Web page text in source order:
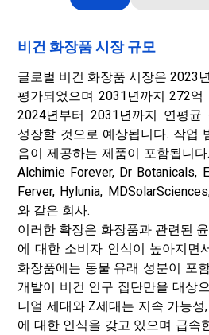
비건 화장품 시장 규모
글로벌 비건 화장품 시장은 2023
평가되었으며 2031년까지 272억
2024년부터 2031년까지 연평균
성장할 것으로 예상됩니다. 작업
음이 제공하는 제품이 포함됩니
Alchimie Forever, Dr Botanicals,
Ferver, Hylunia,
와 같은 회사.
이러한 확장은 화장품과 관련된
에 대한 소비자 인식이 높아지면
화장품에는 동물 유래 성분이 포
개발이 비건 인구 집단만을 대상
니얼 세대와 Z세대는 지속 가능성
에 대한 인식을 갖고 있으며 급속